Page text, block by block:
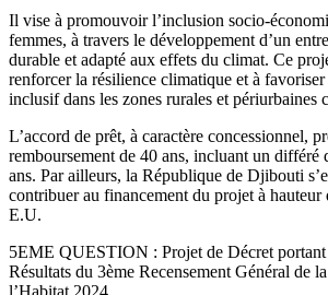
Il vise à promouvoir l’inclusion socio-
femmes, à travers le développement d’un
durable et adapté aux effets du climat. Ce
renforcer la résilience climatique et à
inclusif dans les zones rurales et périurbaines
L’accord de prêt, à caractère concessionnel,
remboursement de 40 ans, incluant un différé
ans. Par ailleurs, la République de Djibouti
contribuer au financement du projet à
E.U.
5EME QUESTION : Projet de Décret
Résultats du 3ème Recensement Général de
l’Habitat 2024.